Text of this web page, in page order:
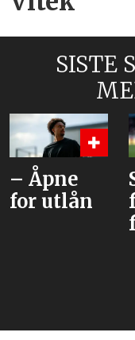
SISTE
– Åpne
for utlån